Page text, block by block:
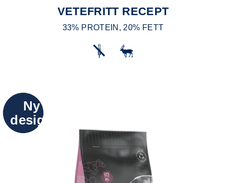
VETEFRITT RECEPT
33% PROTEIN, 20% FETT
Ny
design